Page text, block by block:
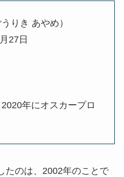
りき あやめ）
27日
年にオスカープロ
たのは、2002年のことで